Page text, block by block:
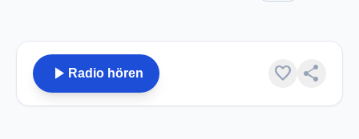
play_arrow Radio hören favorite share